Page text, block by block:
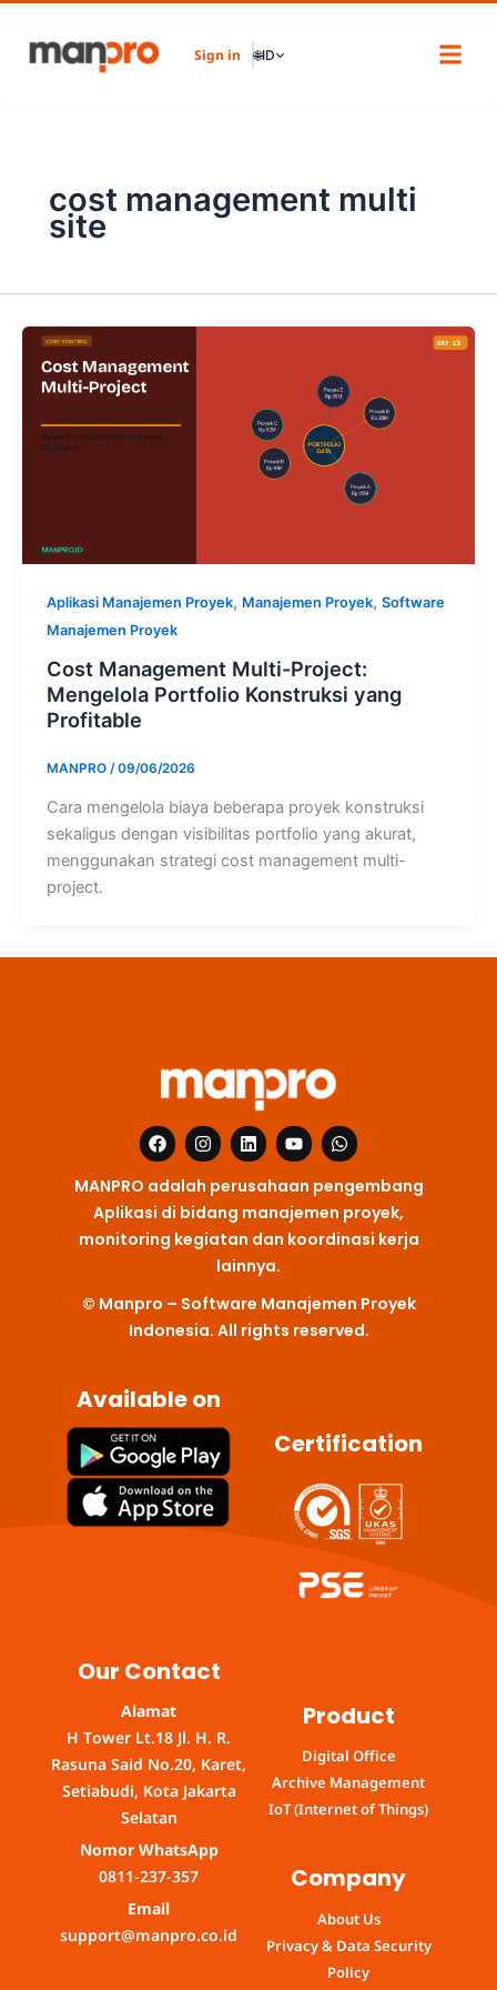
content
Sign in 🌐ID
cost management multi
site
Aplikasi Manajemen Proyek, Manajemen Proyek, Software
Manajemen Proyek
Cost Management Multi-Project:
Mengelola Portfolio Konstruksi yang
Profitable
MANPRO /09/06/2026
Cara mengelola biaya beberapa proyek konstruksi
sekaligus dengan visibilitas portfolio yang akurat,
menggunakan strategi cost management multi-
project.
F
a
e
b
o
o
I
n
t
a
g
r
L
i
k
e
d
i
n
Y
o
t
u
b
e
W
h
t
s
a
p
MANPRO adalah perusahaan pengembang
Aplikasi di bidang manajemen proyek,
monitoring kegiatan dan koordinasi kerja
lainnya.
© Manpro – Software Manajemen Proyek
Indonesia. All rights reserved.
Available on
Certification
Our Contact
Alamat
H Tower Lt.18 Jl. H. R.
Rasuna Said No.20, Karet,
Setiabudi, Kota Jakarta
Selatan
Nomor WhatsApp
0811-237-357
Email
support@manpro.co.id
Product
Digital Office
Archive Management
IoT (Internet of Things)
Company
About Us
Privacy & Data Security
Policy